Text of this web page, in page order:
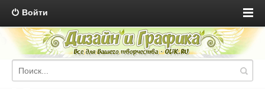
Войти